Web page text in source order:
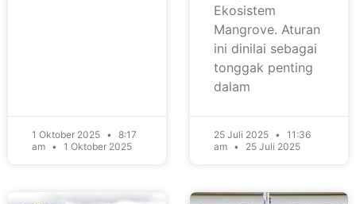
1 Oktober 2025
8:17
am
1 Oktober 2025
Ekosistem
Mangrove. Aturan
ini dinilai sebagai
tonggak penting
dalam
25 Juli 2025
11:36
am
25 Juli 2025